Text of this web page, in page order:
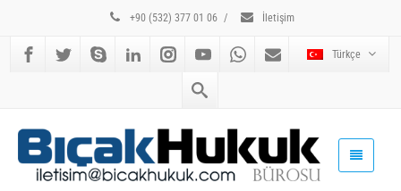
+90 (532) 377 01 06 / İletişim
Türkçe